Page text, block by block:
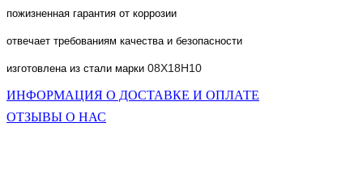
пожизненная гарантия от коррозии
отвечает требованиям качества и безопасности
изготовлена из стали марки 08Х18Н10
ИНФОРМАЦИЯ О ДОСТАВКЕ И ОПЛАТЕ
ОТЗЫВЫ О НАС